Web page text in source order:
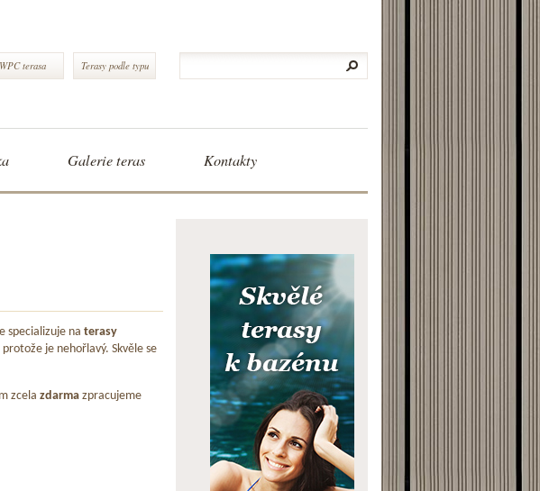
WPC terasa Terasy podle typu
Galerie teras Kontakty
specializuje na terasy
je nehořlavý. Skvěle se
zcela zdarma zpracujeme